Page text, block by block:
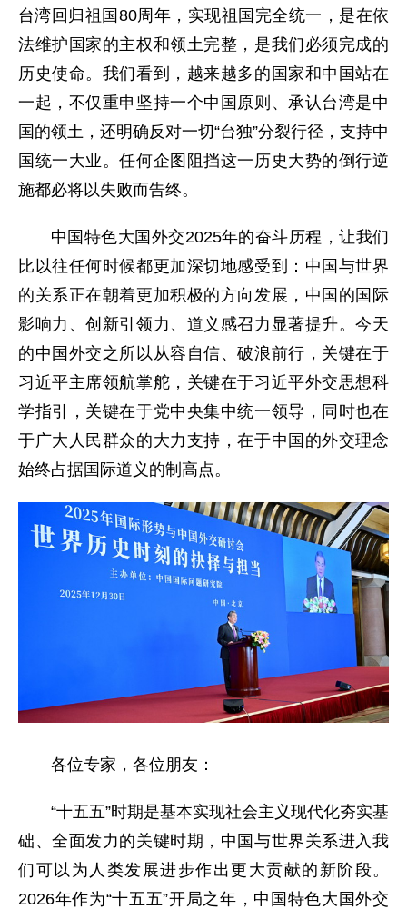
台湾回归祖国80周年，实现祖国完全统一，是在依
法维护国家的主权和领土完整，是我们必须完成的
历史使命。我们看到，越来越多的国家和中国站在
一起，不仅重申坚持一个中国原则、承认台湾是中
国的领土，还明确反对一切“台独”分裂行径，支持中
国统一大业。任何企图阻挡这一历史大势的倒行逆
施都必将以失败而告终。
中国特色大国外交2025年的奋斗历程，让我们
比以往任何时候都更加深切地感受到：中国与世界
的关系正在朝着更加积极的方向发展，中国的国际
影响力、创新引领力、道义感召力显著提升。今天
的中国外交之所以从容自信、破浪前行，关键在于
习近平主席领航掌舵，关键在于习近平外交思想科
学指引，关键在于党中央集中统一领导，同时也在
于广大人民群众的大力支持，在于中国的外交理念
始终占据国际道义的制高点。
各位专家，各位朋友：
“十五五”时期是基本实现社会主义现代化夯实基
础、全面发力的关键时期，中国与世界关系进入我
们可以为人类发展进步作出更大贡献的新阶段。
2026年作为“十五五”开局之年，中国特色大国外交